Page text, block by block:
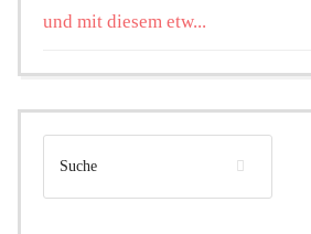
und mit diesem etw...